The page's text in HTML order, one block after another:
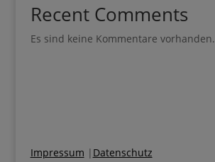
Recent Comments
Es sind keine Kommentare vorhanden.
Impressum | Datenschutz